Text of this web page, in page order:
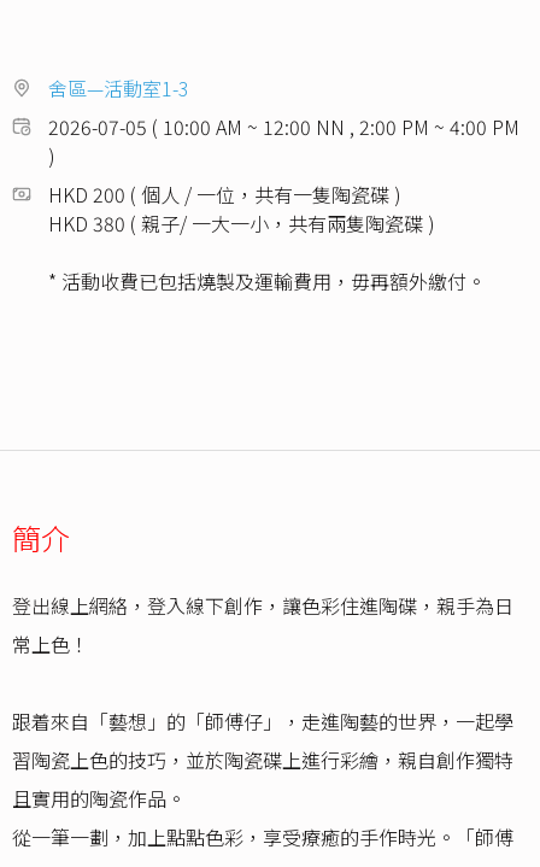
舍區—活動室1-3
2026-07-05 ( 10:00 AM ~ 12:00 NN , 2:00 PM ~ 4:00 PM
)
HKD 200 ( 個人 / 一位，共有一隻陶瓷碟 )
HKD 380 ( 親子/ 一大一小，共有兩隻陶瓷碟 )
* 活動收費已包括燒製及運輸費用，毋再額外繳付。
簡介
登出線上網絡，登入線下創作，讓色彩住進陶碟，親手為日
常上色！
跟着來自「藝想」的「師傅仔」，走進陶藝的世界，一起學
習陶瓷上色的技巧，並於陶瓷碟上進行彩繪，親自創作獨特
且實用的陶瓷作品。
從一筆一劃，加上點點色彩，享受療癒的手作時光。「師傅